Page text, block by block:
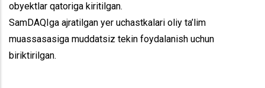
obyektlar qatoriga kiritilgan.
SamDAQIga ajratilgan yer uchastkalari oliy ta’lim
muassasasiga muddatsiz tekin foydalanish uchun
biriktirilgan.